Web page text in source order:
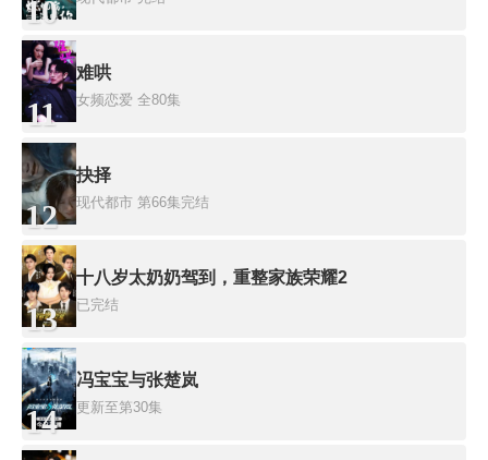
10
11
难哄
女频恋爱 全80集
12
抉择
现代都市 第66集完结
13
十八岁太奶奶驾到，重整家族荣耀2
已完结
14
冯宝宝与张楚岚
更新至第30集